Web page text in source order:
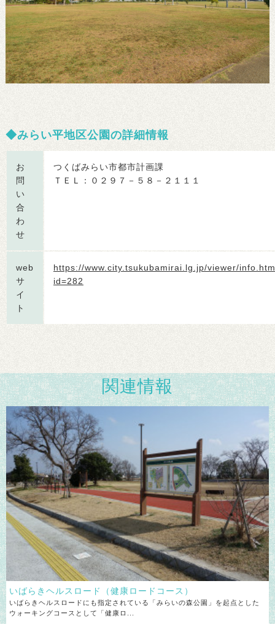
みらい平地区公園の詳細情報
お
問
い
合
わ
せ
つくばみらい市都市計画課
ＴＥＬ：０２９７－５８－２１１１
web
サ
イ
ト
https://www.city.tsukubamirai.lg.jp/viewer/
id=282
関連情報
いばらきヘルスロード（健康ロードコース）
いばらきヘルスロードにも指定されている「みらいの森公園」を起点とした
ウォーキングコースとして「健康ロ...